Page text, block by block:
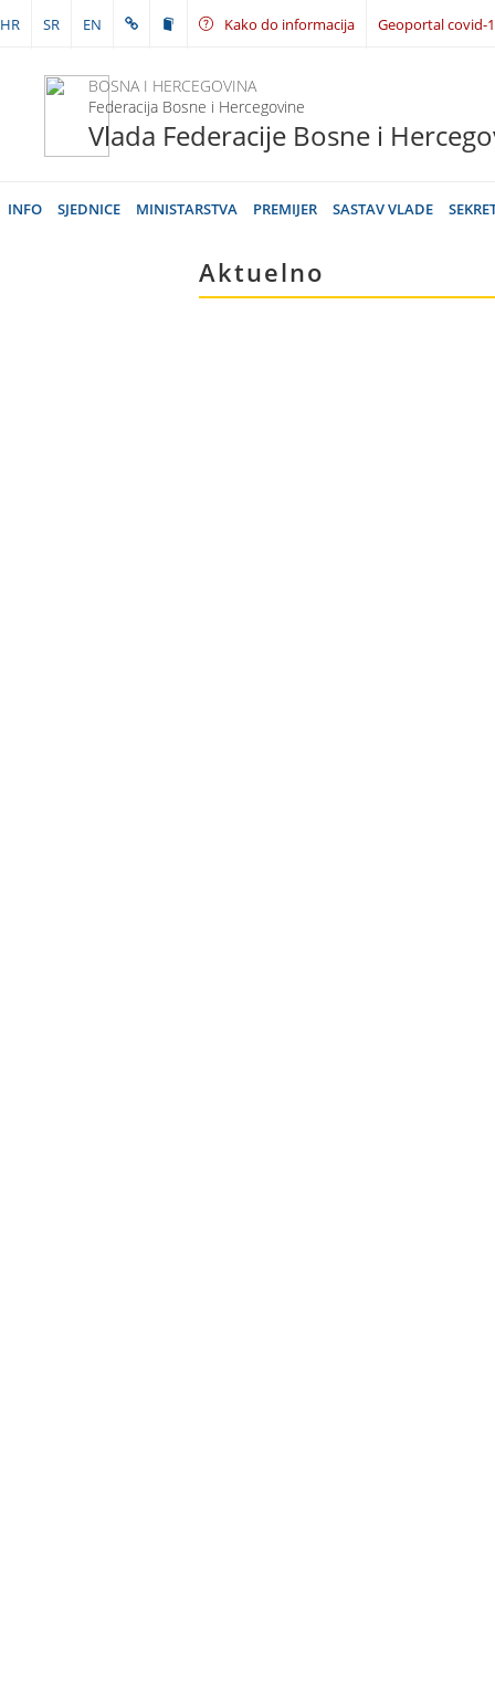
HR SR EN Kako do informacija Geoportal covid-
BOSNA I HERCEGOVINA
Federacija Bosne i Hercegovine
Vlada Federacije Bosne i
INFO SJEDNICE MINISTARSTVA PREMIJER SASTAV VLADE
Aktuelno